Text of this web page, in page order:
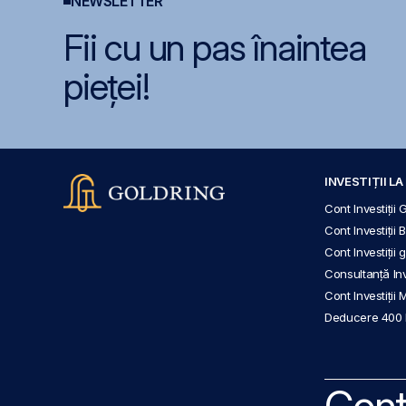
Fii cu un pas înaintea
pieței!
INVESTIȚII LA
Cont Investiții
Cont Investiții
Cont Investiții
Consultanță
Cont Investiții
Deducere 400